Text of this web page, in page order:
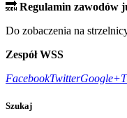
🔜 Regulamin zawodów
Do zobaczenia na
Zespół WSS
FacebookTwitterGoogle+
Szukaj